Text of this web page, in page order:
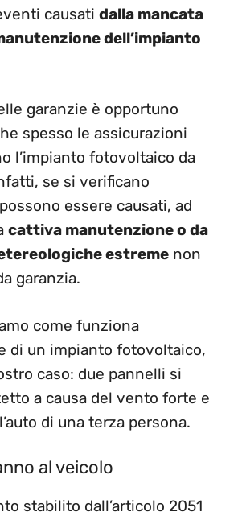
causati dalla mancata
dell’impianto
garanzie è opportuno
spesso le assicurazioni
l’impianto fotovoltaico da
se si verificano
essere causati, ad
cattiva manutenzione o da
estreme non
garanzia.
come funziona
di un impianto fotovoltaico,
caso: due pannelli si
a causa del vento forte e
di una terza persona.
al veicolo
stabilito dall’articolo 2051